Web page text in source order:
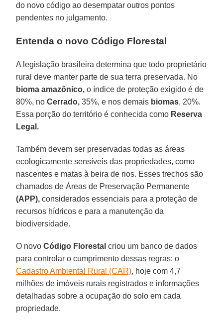
do novo código ao desempatar outros pontos
pendentes no julgamento.
Entenda o novo Código Florestal
A legislação brasileira determina que todo proprietário
rural deve manter parte de sua terra preservada. No
bioma amazônico, o índice de proteção exigido é de
80%, noCerrado, 35%, e nos demais biomas, 20%.
Essa porção do território é conhecida como Reserva
Legal.
Também devem ser preservadas todas as áreas
ecologicamente sensíveis das propriedades, como
nascentes e matas à beira de rios. Esses trechos são
chamados de Áreas de Preservação Permanente
(APP), considerados essenciais para a proteção de
recursos hídricos e para a manutenção da
biodiversidade.
O novoCódigo Florestal criou um banco de dados
para controlar o cumprimento dessas regras: o
Cadastro Ambiental Rural (CAR), hoje com 4,7
milhões de imóveis rurais registrados e informações
detalhadas sobre a ocupação do solo em cada
propriedade.